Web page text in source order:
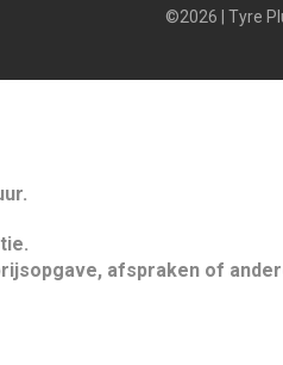
©2026 | Tyre
afspraken of